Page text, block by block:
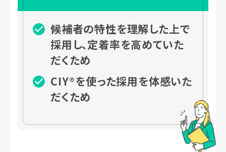
候補者の特性を理解した上で
採用し、定着率を高めていた
だくため
CIY®を使った採用を体感いた
だくため